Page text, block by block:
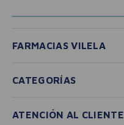
FARMACIAS VILELA
CATEGORÍAS
ATENCIÓN AL CLIENTE